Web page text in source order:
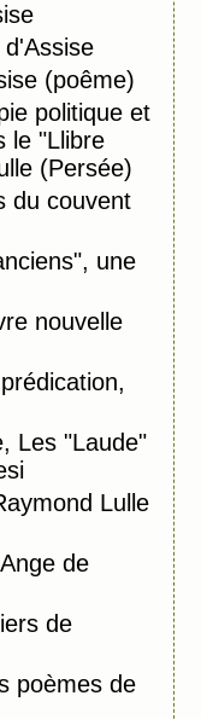
(poême)
politique et
le "Llibre
(Persée)
du couvent
une
nouvelle
Les "Laude"
Lulle
de
de
poèmes de